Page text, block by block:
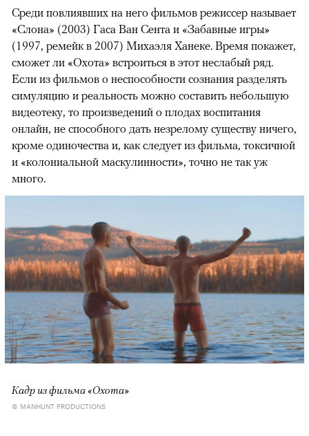
Среди повлиявших на него фильмов режиссер называет
«Слона» (2003) Гаса Ван Сента и «Забавные игры»
(1997, ремейк в 2007) Михаэля Ханеке. Время покажет,
сможет ли «Охота» встроиться в этот неслабый ряд.
Если из фильмов о неспособности сознания разделять
симуляцию и реальность можно составить небольшую
видеотеку, то произведений о плодах воспитания
онлайн, не способного дать незрелому существу ничего,
кроме одиночества и, как следует из фильма, токсичной
и «колониальной маскулинности», точно не так уж
много.
Кадр из фильма «Охота»
© MANHUNT PRODUCTIONS